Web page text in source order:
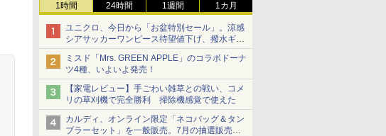
1時間 24時間 1週間 1カ月
ユニクロ、今日から「お盆特別セール」。涼感
シアサッカーワンピース待望値下げ、撥水ギア
ショーツは1990円に
ミスド「Mrs. GREEN APPLE」のコラボドーナ
ツ4種、いよいよ発売！
【家電レビュー】手ごわい雑草との戦い、コメ
リの草刈機で完全勝利 掃除機感覚で使えた
カルディ、オンライン限定「ネコバッグ＆タン
ブラーセット」を一般販売。7月の抽選販売の